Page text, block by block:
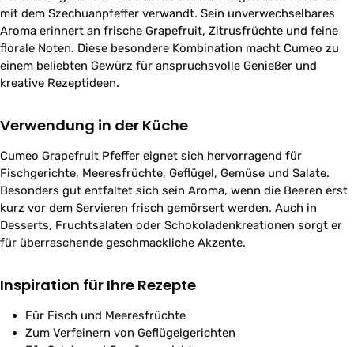
mit dem Szechuanpfeffer verwandt. Sein unverwechselbares
Aroma erinnert an frische Grapefruit, Zitrusfrüchte und feine
florale Noten. Diese besondere Kombination macht Cumeo zu
einem beliebten Gewürz für anspruchsvolle Genießer und
kreative Rezeptideen.
Verwendung in der Küche
Cumeo Grapefruit Pfeffer eignet sich hervorragend für
Fischgerichte, Meeresfrüchte, Geflügel, Gemüse und Salate.
Besonders gut entfaltet sich sein Aroma, wenn die Beeren erst
kurz vor dem Servieren frisch gemörsert werden. Auch in
Desserts, Fruchtsalaten oder Schokoladenkreationen sorgt er
für überraschende geschmackliche Akzente.
Inspiration für Ihre Rezepte
Für Fisch und Meeresfrüchte
Zum Verfeinern von Geflügelgerichten